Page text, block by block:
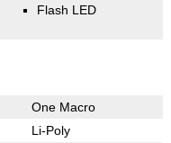
Flash LED
One Macro
Li-Poly